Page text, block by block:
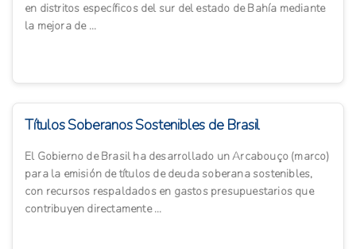
en distritos específicos del sur del estado de Bahía mediante
la mejora de ...
Títulos Soberanos Sostenibles de Brasil
El Gobierno de Brasil ha desarrollado un Arcabouço (marco)
para la emisión de títulos de deuda soberana sostenibles,
con recursos respaldados en gastos presupuestarios que
contribuyen directamente ...